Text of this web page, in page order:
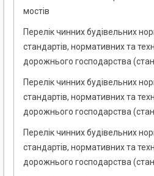
мостів
Перелік чинних будівельних
стандартів, нормативних та
дорожнього господарства
Перелік чинних будівельних
стандартів, нормативних та
дорожнього господарства
Перелік чинних будівельних
стандартів, нормативних та
дорожнього господарства